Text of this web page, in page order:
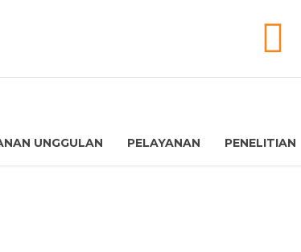
UNGGULAN PELAYANAN PENELITIAN